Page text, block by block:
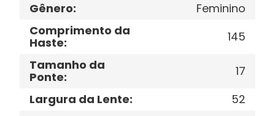
Gênero:
Feminino
Comprimento da
Haste:
145
Tamanho da
Ponte:
17
Largura da Lente:
52